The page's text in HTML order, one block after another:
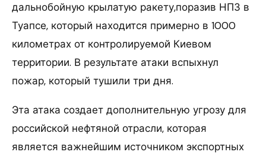
дальнобойную крылатую ракету,поразив НПЗ в
Туапсе, который находится примерно в 1000
километрах от контролируемой Киевом
территории. В результате атаки вспыхнул
пожар, который тушили три дня.
Эта атака создает дополнительную угрозу для
российской нефтяной отрасли, которая
является важнейшим источником экспортных